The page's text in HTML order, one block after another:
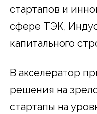
стартапов и
сфере ТЭК,
капитального
В акселератор
решения на
стартапы на